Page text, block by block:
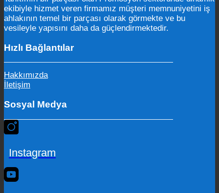
ekibiyle hizmet veren firmamız müşteri memnuniyetini iş
ahlakının temel bir parçası olarak görmekte ve bu
vesileyle yapısını daha da güçlendirmektedir.
Hızlı Bağlantılar
Hakkımızda
İletişim
Sosyal Medya
Instagram